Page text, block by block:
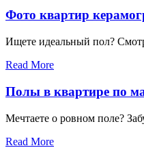
Фото квартир
Ищете идеальный пол?
Read More
Полы в квартире по
Мечтаете о ровном поле?
Read More